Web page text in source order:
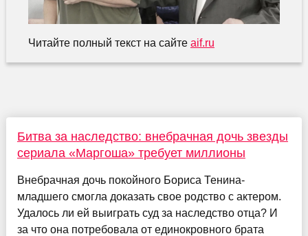
Читайте полный текст на сайте aif.ru
Битва за наследство: внебрачная дочь звезды
сериала «Маргоша» требует миллионы
Внебрачная дочь покойного Бориса Тенина-
младшего смогла доказать свое родство с актером.
Удалось ли ей выиграть суд за наследство отца? И
за что она потребовала от единокровного брата